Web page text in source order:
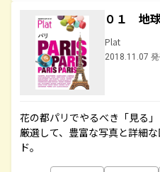
０１ 地
Plat
2018.11.07
花の都パリでやるべき「見る
厳選して、豊富な写真と詳細
ド。